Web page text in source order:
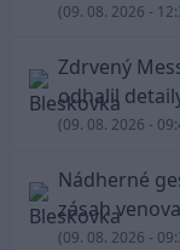
(09. 08. 2026 -
Zdrvený
odhalil
(09. 08. 2026 -
Nádherné
zásah
(09. 08. 2026 -